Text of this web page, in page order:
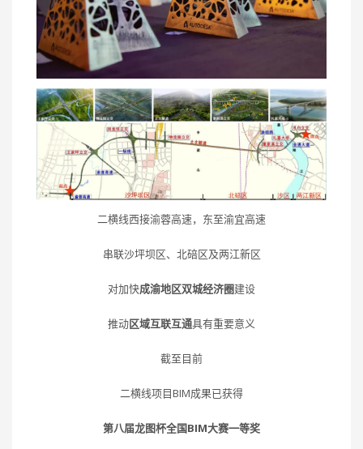
二横线西接渝蓉高速，东至渝宜高速
串联沙坪坝区、北碚区及两江新区
对加快成渝地区双城经济圈建设
推动区域互联互通具有重要意义
截至目前
二横线项目BIM成果已获得
第八届龙图杯全国BIM大赛一等奖